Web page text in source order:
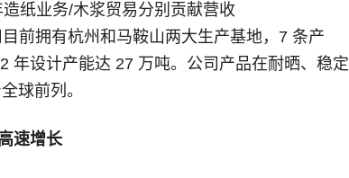
纸业务/木浆贸易分别贡献营收
前拥有杭州和马鞍山两大生产基地，7 条产
年设计产能达 27 万吨。公司产品在耐晒、稳定
球前列。
速增长